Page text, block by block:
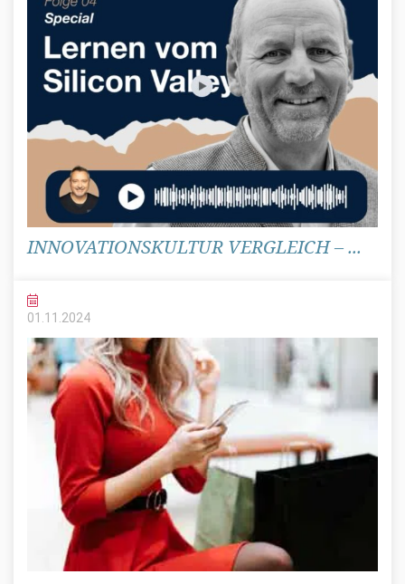
INNOVATIONSKULTUR VERGLEICH – ...
01.11. 2024